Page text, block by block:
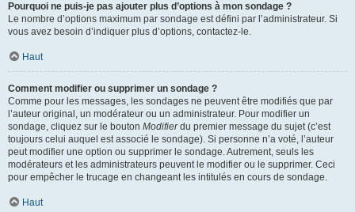
Pourquoi ne puis-je pas ajouter plus d’options à mon sondage ?
Le nombre d’options maximum par sondage est défini par l’administrateur. Si
vous avez besoin d’indiquer plus d’options, contactez-le.
Haut
Comment modifier ou supprimer un sondage ?
Comme pour les messages, les sondages ne peuvent être modifiés que par
l’auteur original, un modérateur ou un administrateur. Pour modifier un
sondage, cliquez sur le bouton Modifierdu premier message du sujet (c’est
toujours celui auquel est associé le sondage). Si personne n’a voté, l’auteur
peut modifier une option ou supprimer le sondage. Autrement, seuls les
modérateurs et les administrateurs peuvent le modifier ou le supprimer. Ceci
pour empêcher le trucage en changeant les intitulés en cours de sondage.
Haut